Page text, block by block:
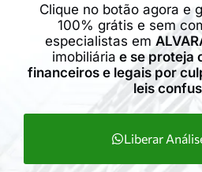
Clique no botão agora e
100% grátis e sem
especialistas em
imobiliária e se proteja
financeiros e legais por
leis
Liberar